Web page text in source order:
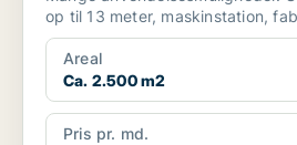
op til 13 meter, maskinstation,
Areal
Ca. 2.500 m2
Pris pr. md.